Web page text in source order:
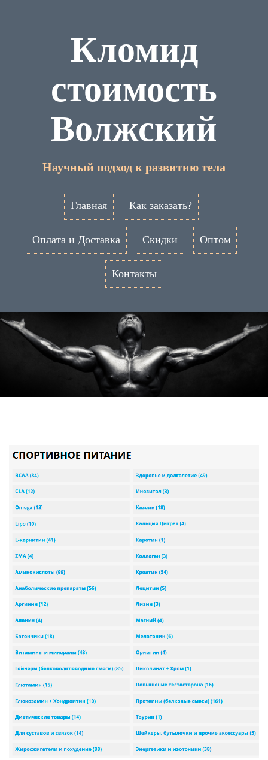
Кломид
стоимость
Волжский
Научный подход к развитию тела
Главная Как заказать?
Оплата и Доставка Скидки Оптом
Контакты